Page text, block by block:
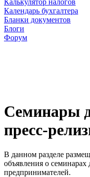
Калькулятор налогов
Календарь бухгалтера
Бланки документов
Блоги
Форум
Семинары
пресс-
В данном разделе
объявления о семинарах
предпринимателей.